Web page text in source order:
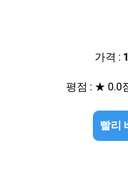
가격 :
평점 : ★ 0.0
빨리